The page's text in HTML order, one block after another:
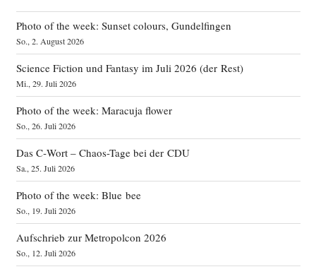
Photo of the week: Sunset colours, Gundelfingen
So., 2. August 2026
Science Fiction und Fantasy im Juli 2026 (der Rest)
Mi., 29. Juli 2026
Photo of the week: Maracuja flower
So., 26. Juli 2026
Das C‑Wort – Chaos-Tage bei der CDU
Sa., 25. Juli 2026
Photo of the week: Blue bee
So., 19. Juli 2026
Aufschrieb zur Metropolcon 2026
So., 12. Juli 2026